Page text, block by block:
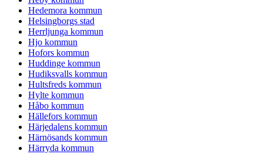
Hedemora kommun
Helsingborgs stad
Herrljunga kommun
Hjo kommun
Hofors kommun
Huddinge kommun
Hudiksvalls kommun
Hultsfreds kommun
Hylte kommun
Håbo kommun
Hällefors kommun
Härjedalens kommun
Härnösands kommun
Härryda kommun